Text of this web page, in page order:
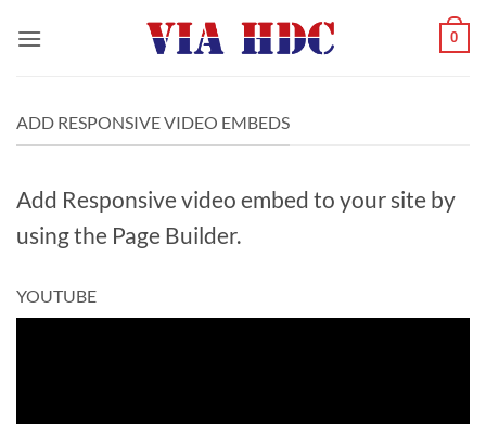
0
ADD RESPONSIVE VIDEO EMBEDS
Add Responsive video embed to your site by
using the Page Builder.
YOUTUBE